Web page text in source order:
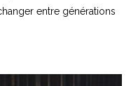
entre générations